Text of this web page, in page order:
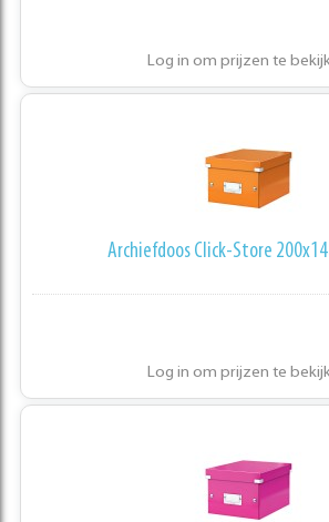
Log in om prijzen te
Archiefdoos Click-Store
Log in om prijzen te